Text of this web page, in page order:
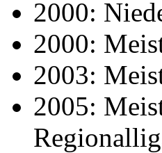
2000:
2000:
2003:
2005: